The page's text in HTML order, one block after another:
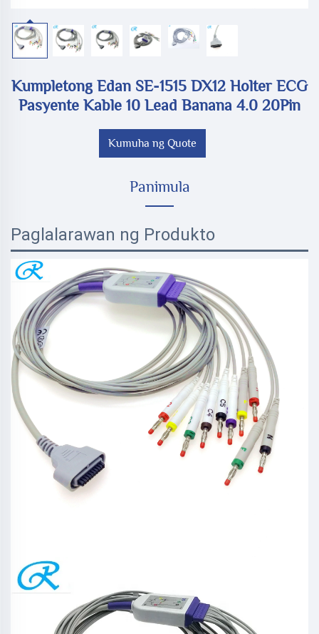
Kumpletong Edan SE-1515 DX12 Holter ECG
Pasyente Kable 10 Lead Banana 4.0 20Pin
Kumuha ng Quote
Panimula
Paglalarawan ng Produkto